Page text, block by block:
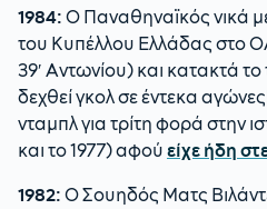
1984: Ο Παναθηναϊκός νικά
του Κυπέλλου Ελλάδας στο
39′ Αντωνίου) και κατακτά το
δεχθεί γκολ σε έντεκα
νταμπλ για τρίτη φορά στην
και το 1977) αφού είχε ήδη
1982: Ο Σουηδός Ματς